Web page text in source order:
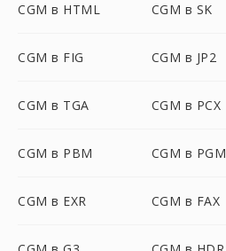
CGM в HTML CGM в SK
CGM в FIG CGM в JP2
CGM в TGA CGM в PCX
CGM в PBM CGM в PGM
CGM в EXR CGM в FAX